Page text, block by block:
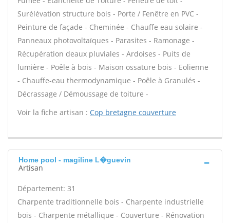
Surélévation structure bois - Porte / Fenêtre en PVC -
Peinture de façade - Cheminée - Chauffe eau solaire -
Panneaux photovoltaïques - Parasites - Ramonage -
Récupération deaux pluviales - Ardoises - Puits de
lumière - Poêle à bois - Maison ossature bois - Eolienne
- Chauffe-eau thermodynamique - Poêle à Granulés -
Décrassage / Démoussage de toiture -
Voir la fiche artisan : Cop bretagne couverture
Home pool - magiline L�guevin
Artisan
Département: 31
Charpente traditionnelle bois - Charpente industrielle
bois - Charpente métallique - Couverture - Rénovation